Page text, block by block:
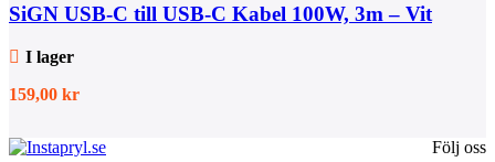
SiGN USB-C till USB-C Kabel 100W, 3m – Vit
I lager
159,00 kr
Följ oss